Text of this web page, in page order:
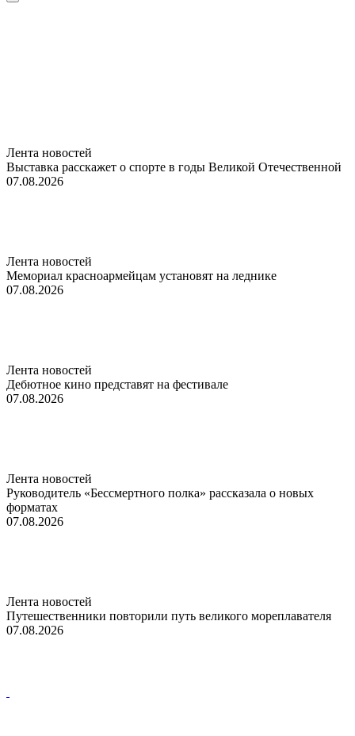
Лента новостей
Выставка расскажет о спорте в годы Великой Отечественной
07.08.2026
Лента новостей
Мемориал красноармейцам установят на леднике
07.08.2026
Лента новостей
Дебютное кино представят на фестивале
07.08.2026
Лента новостей
Руководитель «Бессмертного полка» рассказала о новых
форматах
07.08.2026
Лента новостей
Путешественники повторили путь великого мореплавателя
07.08.2026